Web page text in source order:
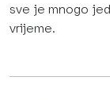
sve je mnogo
vrijeme.